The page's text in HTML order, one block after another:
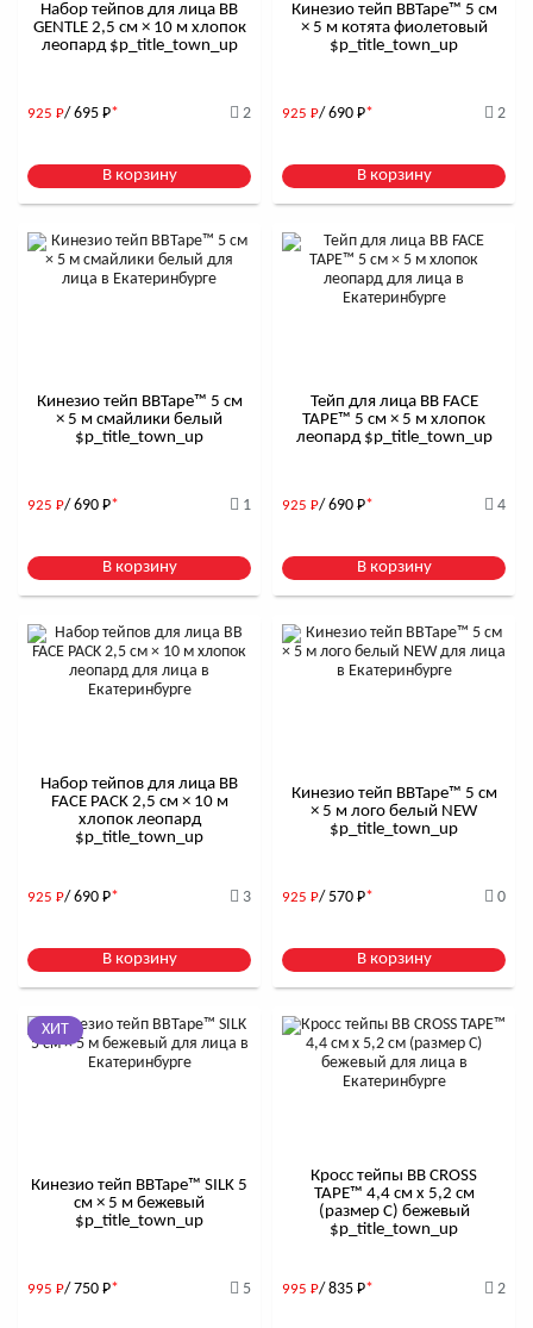
Набор тейпов для лица BB
GENTLE 2,5 см × 10 м хлопок
леопард $р_title_town_up
925 Р/ 695 Р* 2
В корзину
Кинезио тейп BBTape™ 5 см
× 5 м котята фиолетовый
$р_title_town_up
925 Р/ 690 Р* 2
В корзину
Кинезио тейп BBTape™ 5 см
× 5 м смайлики белый
$р_title_town_up
925 Р/ 690 Р* 1
В корзину
Тейп для лица BB FACE
TAPE™ 5 см × 5 м хлопок
леопард $р_title_town_up
925 Р/ 690 Р* 4
В корзину
Набор тейпов для лица BB
FACE PACK 2,5 см × 10 м
хлопок леопард
$р_title_town_up
925 Р/ 690 Р* 3
В корзину
Кинезио тейп BBTape™ 5 см
× 5 м лого белый NEW
$р_title_town_up
925 Р/ 570 Р* 0
В корзину
ХИТ
Кинезио тейп BBTape™ SILK 5
см × 5 м бежевый
$р_title_town_up
995 Р/ 750 Р* 5
Кросс тейпы BB CROSS
TAPE™ 4,4 см x 5,2 см
(размер С) бежевый
$р_title_town_up
995 Р/ 835 Р* 2